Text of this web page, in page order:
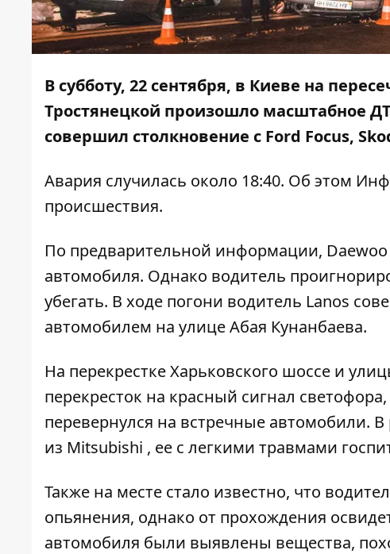
В субботу, 22 сентября, в Киеве на
Тростянецкой произошло масштабное
совершил столкновение с Ford Focus,
Авария случилась около 18:40. Об этом
происшествия.
По предварительной информации,
автомобиля. Однако водитель
убегать. В ходе погони водитель Lanos
автомобилем на улице Абая Кунанбаева.
На перекрестке Харьковского шоссе и
перекресток на красный сигнал
перевернулся на встречные автомобили.
из Mitsubishi , ее с легкими травмами
Также на месте стало известно, что
опьянения, однако от прохождения
автомобиля были выявлены вещества,